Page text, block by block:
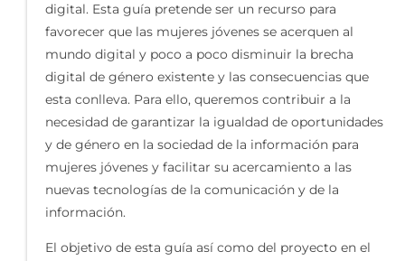
digital. Esta guía pretende ser un recurso para
favorecer que las mujeres jóvenes se acerquen al
mundo digital y poco a poco disminuir la brecha
digital de género existente y las consecuencias que
esta conlleva. Para ello, queremos contribuir a la
necesidad de garantizar la igualdad de oportunidades
y de género en la sociedad de la información para
mujeres jóvenes y facilitar su acercamiento a las
nuevas tecnologías de la comunicación y de la
información.
El objetivo de esta guía así como del proyecto en el